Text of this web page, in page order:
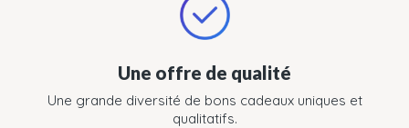
Une offre de qualité
Une grande diversité de bons cadeaux uniques et
qualitatifs.